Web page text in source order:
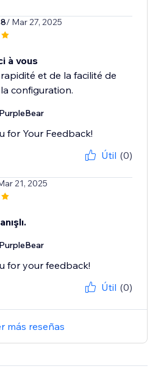
/ Mar 27, 2025
à vous
et de la facilité de
configuration.
for Your Feedback!
Útil (0)
21, 2025
for your feedback!
Útil (0)
más reseñas